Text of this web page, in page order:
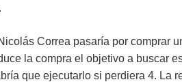
Correa pasaría por comprar
la compra el objetivo a buscar
que ejecutarlo si perdiera 4. La